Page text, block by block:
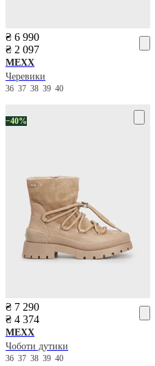
₴ 6 990
₴ 2 097
MEXX
Черевики
36 37 38 39 40
−40%
₴ 7 290
₴ 4 374
MEXX
Чоботи дутики
36 37 38 39 40